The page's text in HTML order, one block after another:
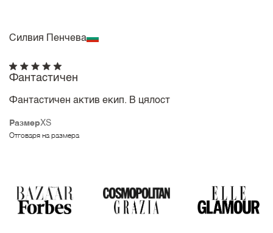
Силвия Пенчева
РазмерXS
Отговаря на размера
Фантастичен
Фантастичен актив екип. В цялост